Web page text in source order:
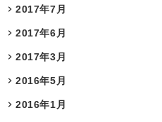
2017年7月
2017年6月
2017年3月
2016年5月
2016年1月